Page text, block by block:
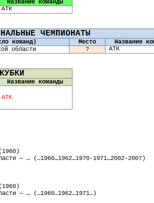
Название команды
АТК
ЧЕМПИОНАТЫ
команд) Место
Название
области ? АТК
Название команды
АТК
— … (…1960…1962…1970-1971…2002-2007)
— … (…1960…1962…1971…)